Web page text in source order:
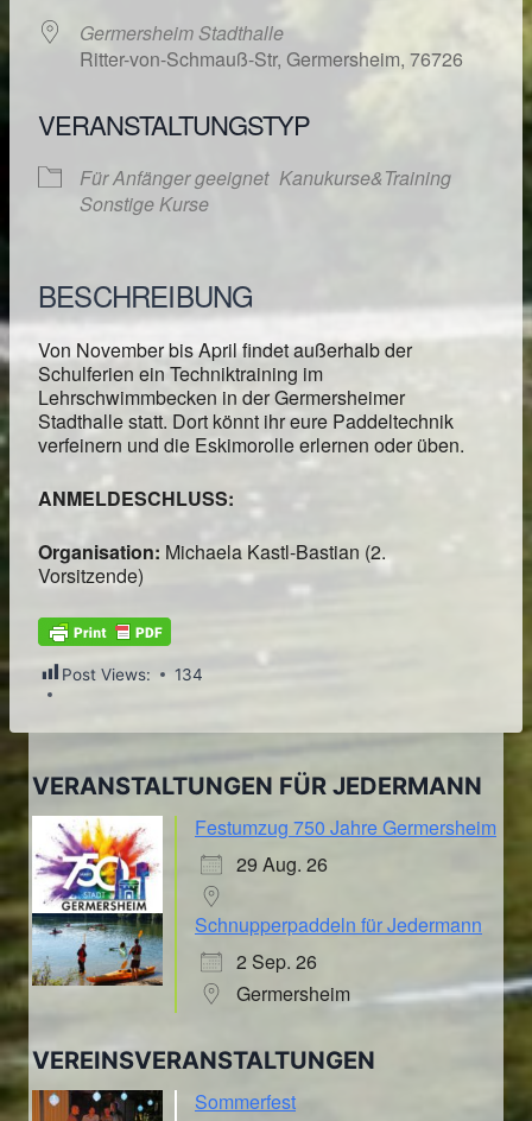
Germersheim Stadthalle
Ritter-von-Schmauß-Str, Germersheim, 76726
VERANSTALTUNGSTYP
Für Anfänger geeignet Kanukurse&Training
Sonstige Kurse
BESCHREIBUNG
Von November bis April findet außerhalb der
Schulferien ein Techniktraining im
Lehrschwimmbecken in der Germersheimer
Stadthalle statt. Dort könnt ihr eure Paddeltechnik
verfeinern und die Eskimorolle erlernen oder üben.
ANMELDESCHLUSS:
Organisation: Michaela Kastl-Bastian (2.
Vorsitzende)
Post Views: 134
VERANSTALTUNGEN FÜR JEDERMANN
Festumzug 750 Jahre Germersheim
29 Aug. 26
Schnupperpaddeln für Jedermann
2 Sep. 26
Germersheim
VEREINSVERANSTALTUNGEN
Sommerfest